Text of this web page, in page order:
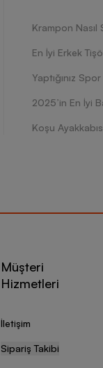
En İyi Erkek
Yaptığınız
2025’in En İyi
Koşu
Müşteri
Hizmetleri
İletişim
Sipariş Takibi